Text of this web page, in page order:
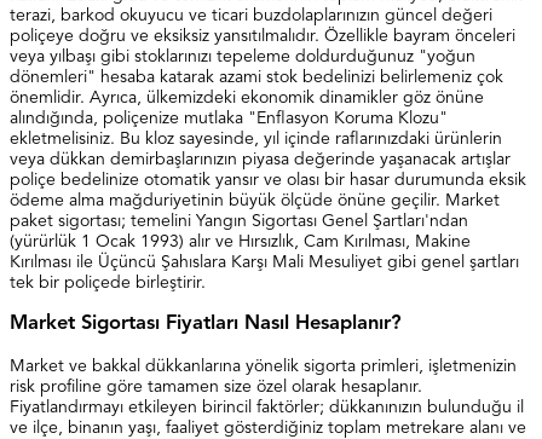
terazi, barkod okuyucu ve ticari buzdolaplarınızın güncel değeri
poliçeye doğru ve eksiksiz yansıtılmalıdır. Özellikle bayram önceleri
veya yılbaşı gibi stoklarınızı tepeleme doldurduğunuz "yoğun
dönemleri" hesaba katarak azami stok bedelinizi belirlemeniz çok
önemlidir. Ayrıca, ülkemizdeki ekonomik dinamikler göz önüne
alındığında, poliçenize mutlaka "Enflasyon Koruma Klozu"
ekletmelisiniz. Bu kloz sayesinde, yıl içinde raflarınızdaki ürünlerin
veya dükkan demirbaşlarınızın piyasa değerinde yaşanacak artışlar
poliçe bedelinize otomatik yansır ve olası bir hasar durumunda eksik
ödeme alma mağduriyetinin büyük ölçüde önüne geçilir. Market
paket sigortası; temelini Yangın Sigortası Genel Şartları'ndan
(yürürlük 1 Ocak 1993) alır ve Hırsızlık, Cam Kırılması, Makine
Kırılması ile Üçüncü Şahıslara Karşı Mali Mesuliyet gibi genel şartları
tek bir poliçede birleştirir.
Market Sigortası Fiyatları Nasıl Hesaplanır?
Market ve bakkal dükkanlarına yönelik sigorta primleri, işletmenizin
risk profiline göre tamamen size özel olarak hesaplanır.
Fiyatlandırmayı etkileyen birincil faktörler; dükkanınızın bulunduğu il
ve ilçe, binanın yaşı, faaliyet gösterdiğiniz toplam metrekare alanı ve